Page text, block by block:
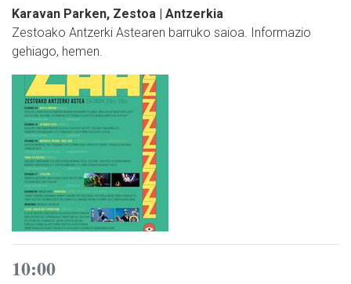
Karavan Parken, Zestoa | Antzerkia
Zestoako Antzerki Astearen barruko saioa. Informazio
gehiago, hemen.
10:00